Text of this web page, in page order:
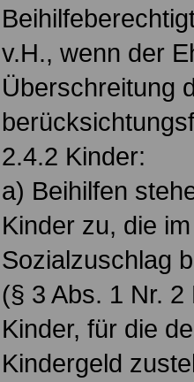
v.H., wenn der
Überschreitung
2.4.2 Kinder:
a) Beihilfen
Kinder zu, die
Sozialzuschlag
(§ 3 Abs. 1 Nr.
Kinder, für die
Kindergeld